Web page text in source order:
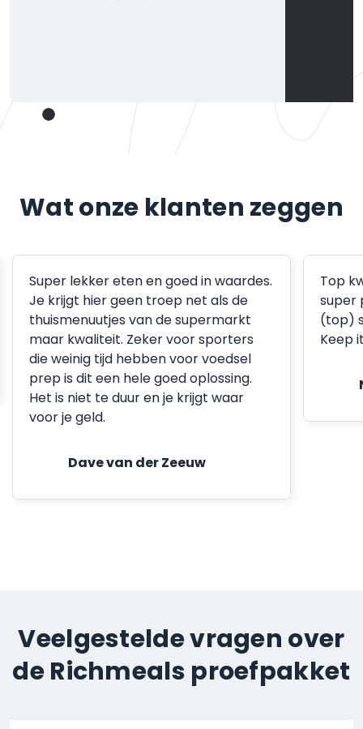
Wat onze klanten zeggen
Super lekker eten en goed in waardes.
Je krijgt hier geen troep net als de
thuismenuutjes van de supermarkt
maar kwaliteit. Zeker voor sporters
die weinig tijd hebben voor voedsel
prep is dit een hele goed oplossing.
Het is niet te duur en je krijgt waar
voor je geld.
Dave van der Zeeuw
Top
super
(top)
Keep
Veelgestelde vragen over
de Richmeals proefpakket